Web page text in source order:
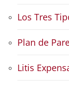
Los Tres
Plan de
Litis